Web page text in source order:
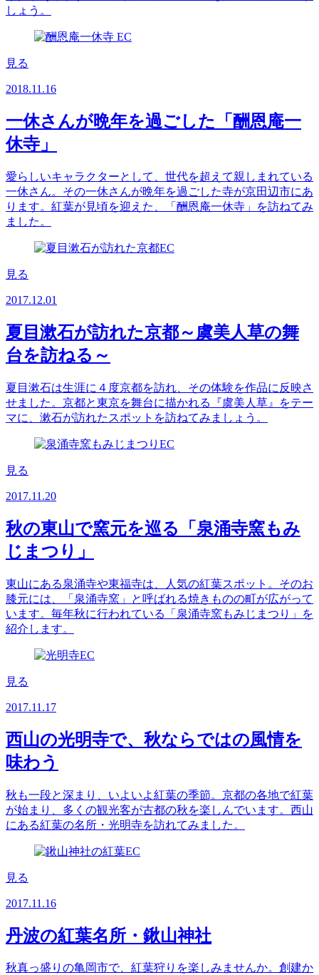
しょう。
見る
2018.11.16
一休さんが晩年を過ごした「酬恩庵一
休寺」
愛らしいキャラクターとして、世代を超えて親しまれている
一休さん。その一休さんが晩年を過ごした寺が京田辺市にあ
ります。紅葉が見頃を迎えた、「酬恩庵一休寺」を訪ねてみ
ました。
見る
2017.12.01
夏目漱石が訪れた京都～虞美人草の舞
台を訪ねる～
夏目漱石は生涯に４度京都を訪れ、その体験を作品に反映さ
せました。京都と東京を舞台に描かれる『虞美人草』をテー
マに、漱石が訪れたスポットを訪ねてみましょう。
見る
2017.11.20
秋の東山で窯元を巡る「泉涌寺窯もみ
じまつり」
東山にある泉涌寺や東福寺は、人気の紅葉スポット。そのお
膝元には、「泉涌寺窯」と呼ばれる焼きものの町が広がって
います。毎年秋に行われている「泉涌寺窯もみじまつり」を
紹介します。
見る
2017.11.17
西山の光明寺で、秋ならではの風情を
味わう
秋も一段と深まり、いよいよ紅葉の季節。京都の各地で紅葉
が始まり、多くの観光客が古都の秋を楽しんでいます。西山
にある紅葉の名所・光明寺を訪れてみました。
見る
2017.11.16
丹波の紅葉名所・鍬山神社
秋真っ盛りの亀岡市で、紅葉狩りを楽しみませんか。創建か